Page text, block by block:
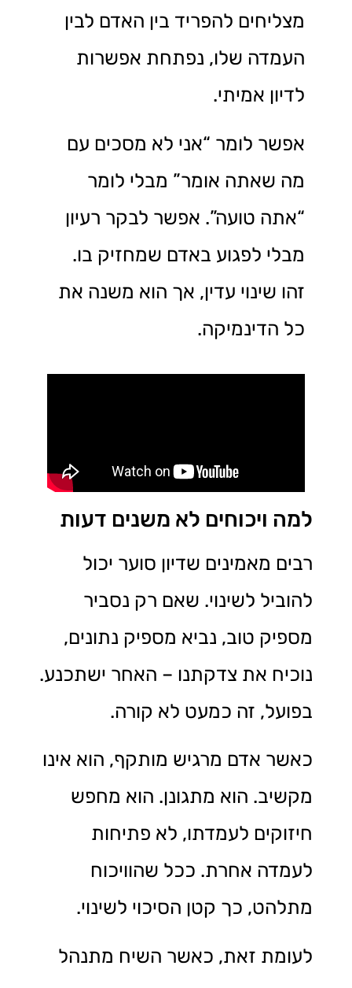
מצליחים להפריד בין האדם לבין
העמדה שלו, נפתחת אפשרות
לדיון אמיתי.
אפשר לומר “אני לא מסכים עם
מה שאתה אומר” מבלי לומר
“אתה טועה”. אפשר לבקר רעיון
מבלי לפגוע באדם שמחזיק בו.
זהו שינוי עדין, אך הוא משנה את
כל הדינמיקה.
למה ויכוחים לא משנים דעות
רבים מאמינים שדיון סוער יכול
להוביל לשינוי. שאם רק נסביר
מספיק טוב, נביא מספיק נתונים,
נוכיח את צדקתנו – האחר ישתכנע.
בפועל, זה כמעט לא קורה.
כאשר אדם מרגיש מותקף, הוא אינו
מקשיב. הוא מתגונן. הוא מחפש
חיזוקים לעמדתו, לא פתיחות
לעמדה אחרת. ככל שהוויכוח
מתלהט, כך קטן הסיכוי לשינוי.
לעומת זאת, כאשר השיח מתנהל